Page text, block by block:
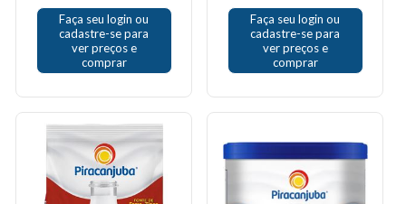
Faça seu login ou
cadastre-se para
ver preços e
comprar
Faça seu login ou
cadastre-se para
ver preços e
comprar